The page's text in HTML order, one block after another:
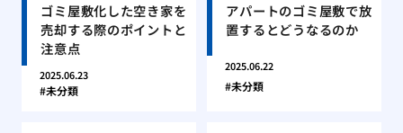
ゴミ屋敷化した空き家を
売却する際のポイントと
注意点
2025.06.23
未分類
アパートのゴミ屋敷で放
置するとどうなるのか
2025.06.22
未分類